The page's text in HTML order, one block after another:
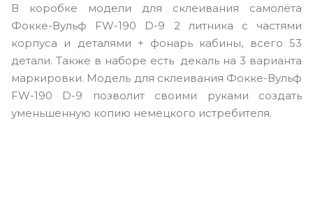
В коробке модели для склеивания самолёта
Фокке-Вульф FW-190 D-9 2 литника с частями
корпуса и деталями + фонарь кабины, всего 53
детали. Также в наборе есть декаль на 3 варианта
маркировки. Модель для склеивания Фокке-Вульф
FW-190 D-9 позволит своими руками создать
уменьшенную копию немецкого истребителя.